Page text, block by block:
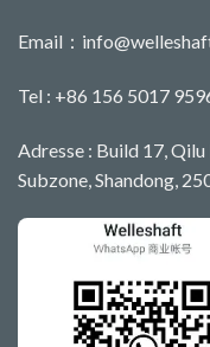
Email：
Tel : +86 156 5017
Adresse : Build 17, Qilu
Subzone, Shandong,